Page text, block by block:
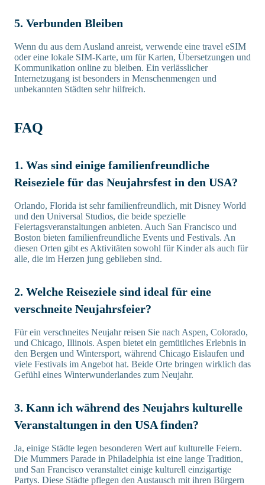
5. Verbunden Bleiben
Wenn du aus dem Ausland anreist, verwende eine travel eSIM
oder eine lokale SIM-Karte, um für Karten, Übersetzungen und
Kommunikation online zu bleiben. Ein verlässlicher
Internetzugang ist besonders in Menschenmengen und
unbekannten Städten sehr hilfreich.
FAQ
1. Was sind einige familienfreundliche
Reiseziele für das Neujahrsfest in den USA?
Orlando, Florida ist sehr familienfreundlich, mit Disney World
und den Universal Studios, die beide spezielle
Feiertagsveranstaltungen anbieten. Auch San Francisco und
Boston bieten familienfreundliche Events und Festivals. An
diesen Orten gibt es Aktivitäten sowohl für Kinder als auch für
alle, die im Herzen jung geblieben sind.
2. Welche Reiseziele sind ideal für eine
verschneite Neujahrsfeier?
Für ein verschneites Neujahr reisen Sie nach Aspen, Colorado,
und Chicago, Illinois. Aspen bietet ein gemütliches Erlebnis in
den Bergen und Wintersport, während Chicago Eislaufen und
viele Festivals im Angebot hat. Beide Orte bringen wirklich das
Gefühl eines Winterwunderlandes zum Neujahr.
3. Kann ich während des Neujahrs kulturelle
Veranstaltungen in den USA finden?
Ja, einige Städte legen besonderen Wert auf kulturelle Feiern.
Die Mummers Parade in Philadelphia ist eine lange Tradition,
und San Francisco veranstaltet einige kulturell einzigartige
Partys. Diese Städte pflegen den Austausch mit ihren Bürgern